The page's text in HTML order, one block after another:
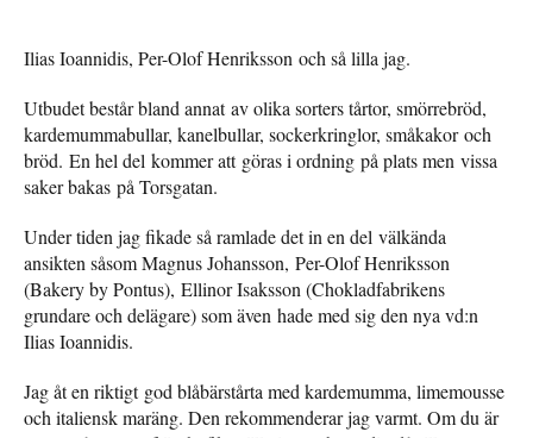
Ilias Ioannidis, Per-Olof Henriksson och så lilla jag.
Utbudet består bland annat av olika sorters tårtor, smörrebröd,
kardemummabullar, kanelbullar, sockerkringlor, småkakor och
bröd. En hel del kommer att göras i ordning på plats men vissa
saker bakas på Torsgatan.
Under tiden jag fikade så ramlade det in en del välkända
ansikten såsom Magnus Johansson, Per-Olof Henriksson
(Bakery by Pontus), Ellinor Isaksson (Chokladfabrikens
grundare och delägare) som även hade med sig den nya vd:n
Ilias Ioannidis.
Jag åt en riktigt god blåbärstårta med kardemumma, limemousse
och italiensk maräng. Den rekommenderar jag varmt. Om du är